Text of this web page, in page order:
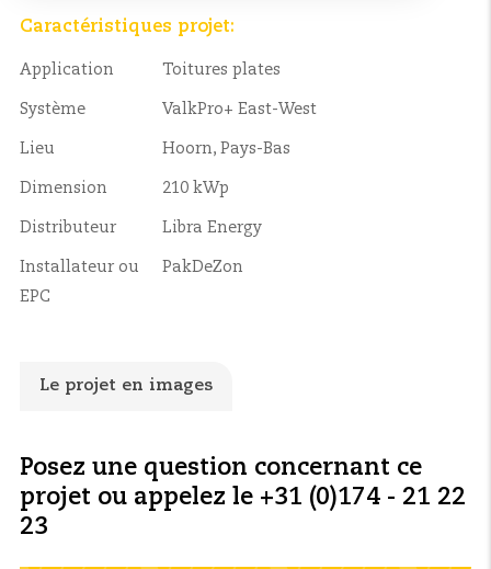
Caractéristiques projet:
Application Toitures plates
Système ValkPro+ East-West
Lieu Hoorn, Pays-Bas
Dimension 210 kWp
Distributeur Libra Energy
Installateur ou
EPC
PakDeZon
Le projet en images
Posez une question concernant ce
projet ou appelez le +31 (0)174 - 21 22
23